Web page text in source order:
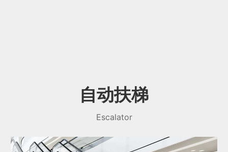
自动扶梯
Escalator